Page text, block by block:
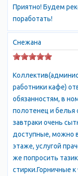
заслуженного
бюст уроженца
А.Боброву. Именем
2508.
Алупка - татарская
ЮЗ, от Ялты,
построенным в
мавританском стиле
(по плану
тропическою
насчитывают до 104
пород. Выше дворца
естественными
Приятно! Будем
поработать!
Снежана
работники кафе)
обязанностям, в
полотенец и белья
завтраки очень
доступные, можно
этаже, услугой
же попросить
стирки.Горничные